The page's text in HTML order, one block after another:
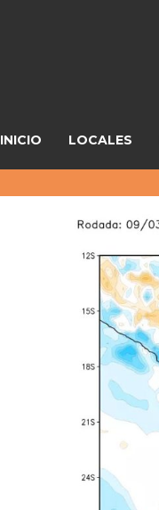
INICIO LOCALES